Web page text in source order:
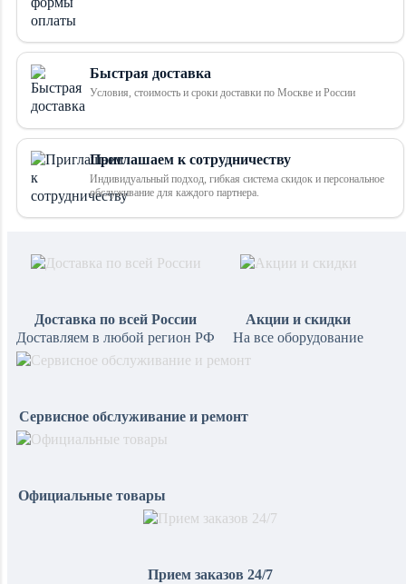
Быстрая доставка
Условия, стоимость и сроки доставки по Москве и России
Приглашаем к сотрудничеству
Индивидуальный подход, гибкая система скидок и персональное
обслуживание для каждого партнера.
Доставка по всей России
Доставляем в любой регион РФ
Акции и скидки
На все оборудование
Сервисное обслуживание и ремонт
Официальные товары
Прием заказов 24/7